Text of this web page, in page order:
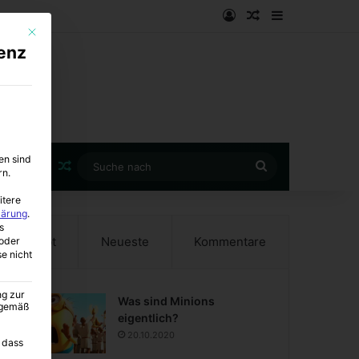
AnmeldenZufälliger
Zufälliger Artikel
nach
Beliebt Neueste Kommentare
Was sind Minions
eigentlich?
20.10.2020
Mit diesem Button wird der Dialog geschlossen. Seine Funktionalität ist
sind
.
nicht
zur